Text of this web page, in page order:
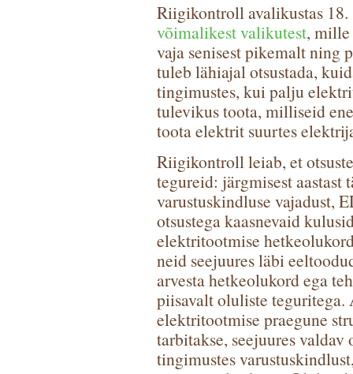
Riigikontroll avalikustas
võimalikest valikutest, mille
vaja senisest pikemalt ning
tuleb lähiajal otsustada,
tingimustes, kui palju
tulevikus toota, milliseid
toota elektrit suurtes
Riigikontroll leiab, et
tegureid: järgmisest
varustuskindluse vajadust,
otsustega kaasnevaid
elektritootmise
neid seejuures läbi
arvesta hetkeolukord ega
piisavalt oluliste teguritega.
elektritootmise praegune
tarbitakse, seejuures
tingimustes